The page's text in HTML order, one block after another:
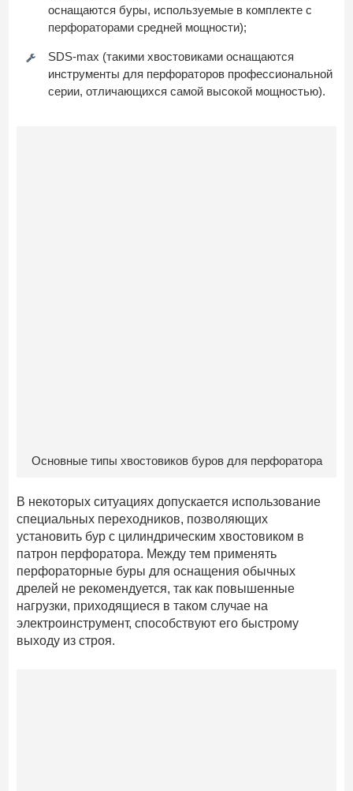
оснащаются буры, используемые в комплекте с
перфораторами средней мощности);
SDS-max (такими хвостовиками оснащаются
инструменты для перфораторов профессиональной
серии, отличающихся самой высокой мощностью).
Основные типы хвостовиков буров для перфоратора
В некоторых ситуациях допускается использование
специальных переходников, позволяющих
установить бур с цилиндрическим хвостовиком в
патрон перфоратора. Между тем применять
перфораторные буры для оснащения обычных
дрелей не рекомендуется, так как повышенные
нагрузки, приходящиеся в таком случае на
электроинструмент, способствуют его быстрому
выходу из строя.